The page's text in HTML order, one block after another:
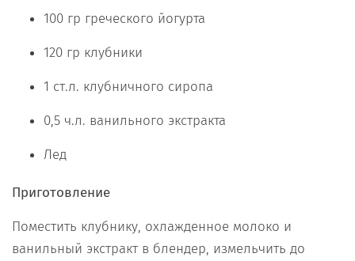
100 гр греческого йогурта
120 гр клубники
1 ст.л. клубничного сиропа
0,5 ч.л. ванильного экстракта
Лед
Приготовление
Поместить клубнику, охлажденное молоко и
ванильный экстракт в блендер, измельчить до